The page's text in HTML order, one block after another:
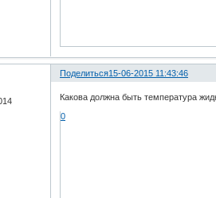
Поделиться15-06-2015 11:43:46
Какова должна быть температура
0